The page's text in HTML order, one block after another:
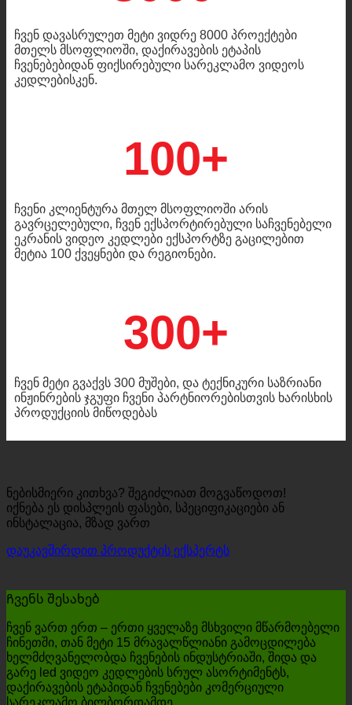
ჩვენ დავასრულეთ მეტი ვიდრე 8000 პროექტები
მთელს მსოფლიოში, დაქირავების ეტაპის
ჩვენებებიდან ფიქსირებული სარეკლამო ვიდეოს
კედლებისკენ.
100+
ჩვენი კლიენტურა მთელ მსოფლიოში არის
გავრცელებული, ჩვენ ექსპორტირებული საჩვენებელი
ეკრანის ვიდეო კედლები ექსპორტზე გაცილებით
მეტია 100 ქვეყნები და რეგიონები.
300+
ჩვენ მეტი გვაქვს 300 მუშები, და ტექნიკური საზრიანი
ინჟინრების ჯგუფი ჩვენი პარტნიორებისთვის ხარისხის
პროდუქციის მიწოდებას
ნებისმიერი კითხვა? შეგიძლიათ მოგვაწოდოთ!
იქნება ეს დისპლეის ფასები, სპეციფიკაციები ან
ინსტალაცია, მზად ვართ
დაუკავშირდით პროდუქტის ექსპერტს
Ჩვენს შესახებ
ჩვენ ვართ ერთ – ერთი ყველაზე მსხვილი მწარმოებელი
ჩინეთში, თან მეტი 15 მრავალწლიანი გამოცდილება
ხელმძღვანელობდა ჩვენების ინდუსტრიაში, შიდა და
გარე led ვიდეო კედლების სრულ ასორტიმენტს,
დაქირავების ეტაპიდან ჩვენებები კომერციული
სარეკლამო ბილბორდამდე.